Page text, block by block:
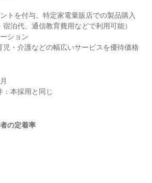
トを付与。特定家電量販店での製品購入
泊代、通信教育費用などで利用可能）
ション
児・介護などの幅広いサービスを優待価格
：本採用と同じ
の定着率